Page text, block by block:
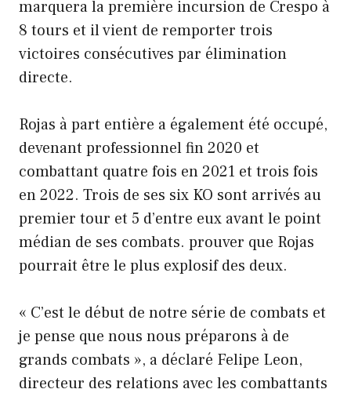
marquera la première incursion de Crespo à
8 tours et il vient de remporter trois
victoires consécutives par élimination
directe.
Rojas à part entière a également été occupé,
devenant professionnel fin 2020 et
combattant quatre fois en 2021 et trois fois
en 2022. Trois de ses six KO sont arrivés au
premier tour et 5 d’entre eux avant le point
médian de ses combats. prouver que Rojas
pourrait être le plus explosif des deux.
« C’est le début de notre série de combats et
je pense que nous nous préparons à de
grands combats », a déclaré Felipe Leon,
directeur des relations avec les combattants